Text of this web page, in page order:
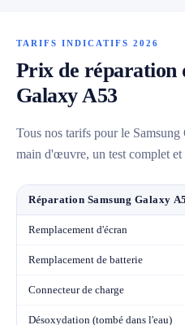
TARIFS INDICATIFS 2026
Prix de réparation
Galaxy A53
Tous nos tarifs pour le
main d'œuvre, un test complet et
Réparation Samsung Galaxy
Remplacement d'écran
Remplacement de batterie
Connecteur de charge
Désoxydation (tombé dans l'eau)